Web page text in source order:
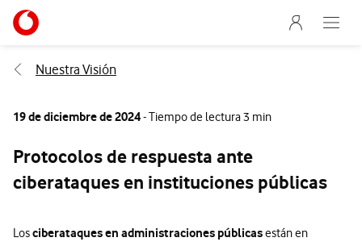
Ir a la pagina principal de vodafone.es
Menu
Abre
Nuestra Visión
19 de diciembre de 2024- Tiempo de lectura 3 min
Protocolos de respuesta ante
ciberataques en instituciones públicas
Losciberataques en administraciones públicasestán en